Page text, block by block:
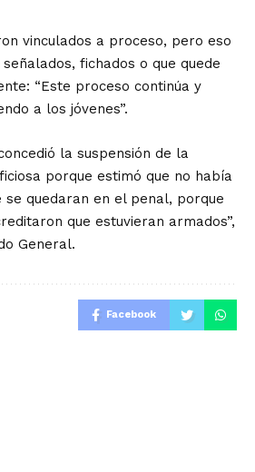
vinculados a proceso, pero eso
fichados o que quede
“Este proceso continúa y
a los jóvenes”.
la suspensión de la
porque estimó que no había
quedaran en el penal, porque
que estuvieran armados”,
General.
Facebook